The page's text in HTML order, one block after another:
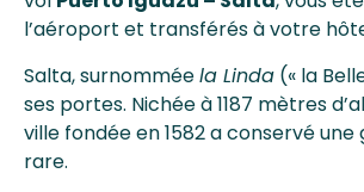
l’aéroport et transférés à votre
Salta, surnomméela Linda (« la
ses portes. Nichée à 1187 mètres
ville fondée en 1582 a conservé
rare.